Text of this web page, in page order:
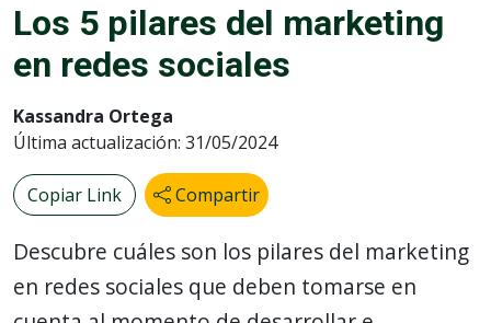
Los 5 pilares del marketing
en redes sociales
Kassandra Ortega
Última actualización: 31/05/2024
Copiar Link Compartir
Descubre cuáles son los pilares del marketing
en redes sociales que deben tomarse en